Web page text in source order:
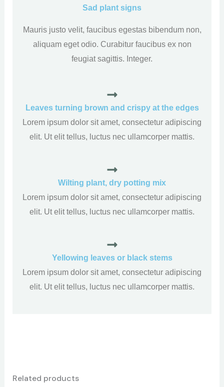
Sad plant signs
Mauris justo velit, faucibus egestas bibendum non,
aliquam eget odio. Curabitur faucibus ex non
feugiat sagittis. Integer.
Leaves turning brown and crispy at the edges
Lorem ipsum dolor sit amet, consectetur adipiscing
elit. Ut elit tellus, luctus nec ullamcorper mattis.
Wilting plant, dry potting mix
Lorem ipsum dolor sit amet, consectetur adipiscing
elit. Ut elit tellus, luctus nec ullamcorper mattis.
Yellowing leaves or black stems
Lorem ipsum dolor sit amet, consectetur adipiscing
elit. Ut elit tellus, luctus nec ullamcorper mattis.
Related products